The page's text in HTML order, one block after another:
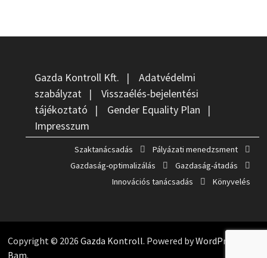
Gazda Kontroll Kft. | Adatvédelmi
szabályzat| Visszaélés-bejelentési
tájékoztató | Gender Equality Plan |
Impresszum
Szaktanácsadás
Pályázati menedzsment
Gazdaság-optimalizálás
Gazdaság-átadás
Innovációs tanácsadás
Könyvelés
Copyright © 2026 Gazda Kontroll. Powered byWordPress
Bam.